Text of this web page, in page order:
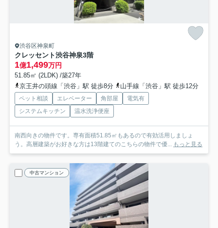
渋谷区神泉町
クレッセント渋谷神泉3階
1億1,499万円
51.85㎡ (2LDK) /築27年
京王井の頭線「渋谷」駅 徒歩8分
山手線「渋谷」駅 徒歩12分
ペット相談 エレベーター 角部屋
電気有
システムキッチン
温水洗浄便座
南西向きの物件です。専有面積51.85㎡もあるので有効活用しましょ
う。高層建築がお好きな方は13階建てのこちらの物件で優... もっと見る
中古マンション